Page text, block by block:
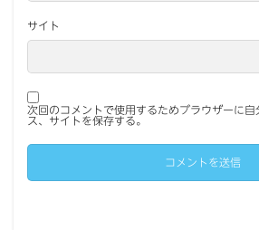
サイト
次回のコメントで使用するためブラウザーに
ス、サイトを保存する。